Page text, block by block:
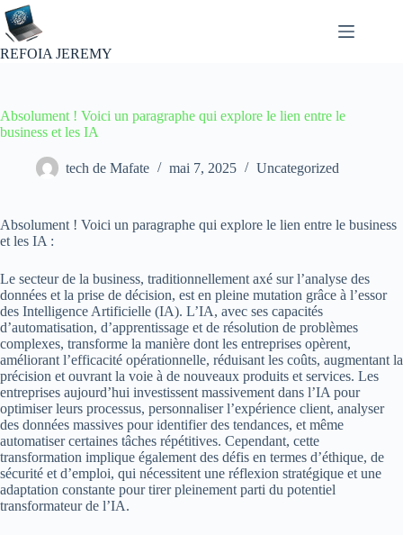
Passer
au
contenu
REFOIA JEREMY
Absolument ! Voici un paragraphe qui explore le lien entre le
business et les IA
tech de Mafate mai 7, 2025 Uncategorized
Absolument ! Voici un paragraphe qui explore le lien entre le business
et les IA :
Le secteur de la business, traditionnellement axé sur l’analyse des
données et la prise de décision, est en pleine mutation grâce à l’essor
des Intelligence Artificielle (IA). L’IA, avec ses capacités
d’automatisation, d’apprentissage et de résolution de problèmes
complexes, transforme la manière dont les entreprises opèrent,
améliorant l’efficacité opérationnelle, réduisant les coûts, augmentant la
précision et ouvrant la voie à de nouveaux produits et services. Les
entreprises aujourd’hui investissent massivement dans l’IA pour
optimiser leurs processus, personnaliser l’expérience client, analyser
des données massives pour identifier des tendances, et même
automatiser certaines tâches répétitives. Cependant, cette
transformation implique également des défis en termes d’éthique, de
sécurité et d’emploi, qui nécessitent une réflexion stratégique et une
adaptation constante pour tirer pleinement parti du potentiel
transformateur de l’IA.